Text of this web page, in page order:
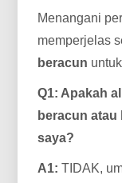
Menangani
memperjelas
beracun
Q1: Apakah
beracun
saya?
A1: TIDAK,